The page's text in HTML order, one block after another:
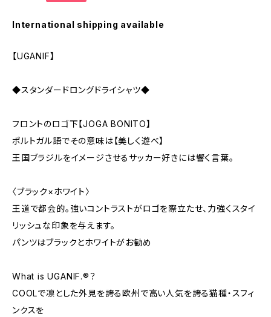
International shipping available
【UGANIF】
◆スタンダードロングドライシャツ◆
フロントのロゴ下【JOGA BONITO】
ポルトガル語でその意味は【美しく遊べ】
王国ブラジルをイメージさせるサッカー好きには響く言葉。
〈ブラック×ホワイト〉
王道で都会的。強いコントラストがロゴを際立たせ、力強くスタイ
リッシュな印象を与えます。
パンツはブラックとホワイトがお勧め
What is UGANIF.®？
COOLで凛とした外見を誇る欧州で高い人気を誇る猫種・スフィ
ンクスを